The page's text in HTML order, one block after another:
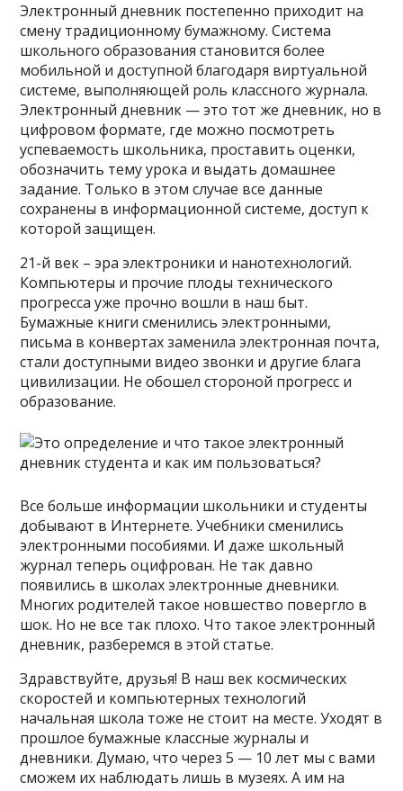
Электронный дневник постепенно приходит на
смену традиционному бумажному. Система
школьного образования становится более
мобильной и доступной благодаря виртуальной
системе, выполняющей роль классного журнала.
Электронный дневник — это тот же дневник, но в
цифровом формате, где можно посмотреть
успеваемость школьника, проставить оценки,
обозначить тему урока и выдать домашнее
задание. Только в этом случае все данные
сохранены в информационной системе, доступ к
которой защищен.
21-й век – эра электроники и нанотехнологий.
Компьютеры и прочие плоды технического
прогресса уже прочно вошли в наш быт.
Бумажные книги сменились электронными,
письма в конвертах заменила электронная почта,
стали доступными видео звонки и другие блага
цивилизации. Не обошел стороной прогресс и
образование.
Все больше информации школьники и студенты
добывают в Интернете. Учебники сменились
электронными пособиями. И даже школьный
журнал теперь оцифрован. Не так давно
появились в школах электронные дневники.
Многих родителей такое новшество повергло в
шок. Но не все так плохо. Что такое электронный
дневник, разберемся в этой статье.
Здравствуйте, друзья! В наш век космических
скоростей и компьютерных технологий
начальная школа тоже не стоит на месте. Уходят в
прошлое бумажные классные журналы и
дневники. Думаю, что через 5 — 10 лет мы с вами
сможем их наблюдать лишь в музеях. А им на